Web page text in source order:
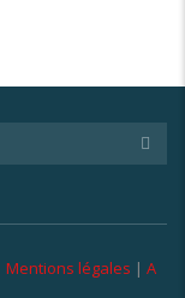
Mentions légales | A